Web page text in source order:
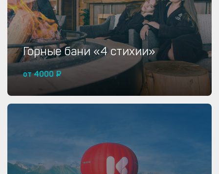
Горные бани «4 стихии»
от 4000 ₽